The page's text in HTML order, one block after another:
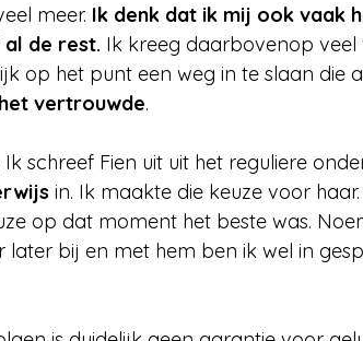
meer. Ik denk dat ik mij ook vaak
de rest. Ik kreeg daarbovenop
op het punt een weg in te slaan die
vertrouwde.
schreef Fien uit uit het reguliere
in. Ik maakte die keuze voor
op dat moment het beste was.
later bij en met hem ben ik wel in